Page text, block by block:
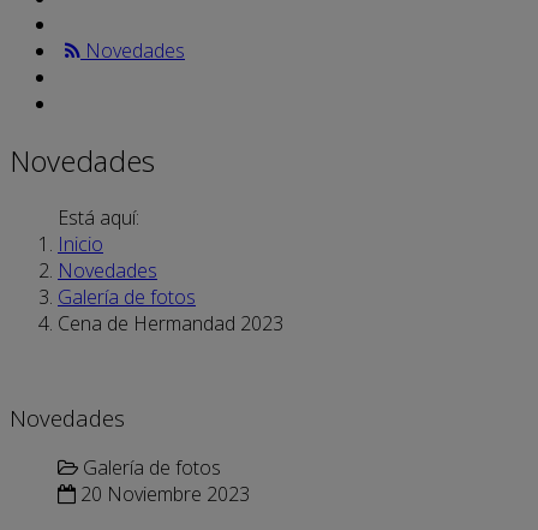
Novedades
Novedades
Está aquí:
Inicio
Novedades
Galería de fotos
Cena de Hermandad 2023
Novedades
Galería de fotos
20 Noviembre 2023